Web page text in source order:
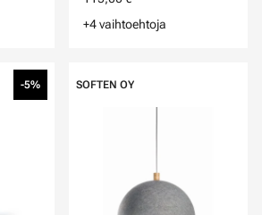
+4 vaihtoehtoja
-5% SOFTEN OY